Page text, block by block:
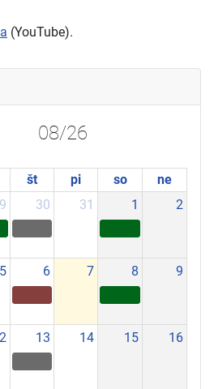
(YouTube).
08/26
št pi so
ne
30 31 1 2
5 6 7 8 9
13 14 15 16